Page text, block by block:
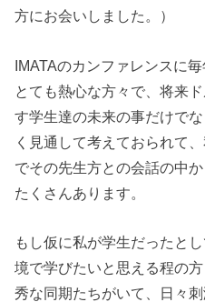
方にお会いしました。）
IMATAのカンファレンスに
とても熱心な方々で、将来
す学生達の未来の事だけで
く見通して考えておられて
でその先生方との会話の中
たくさんあります。
もし仮に私が学生だったと
境で学びたいと思える程の
秀な同期たちがいて、日々